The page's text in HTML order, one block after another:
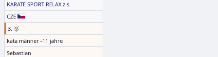
KARATE SPORT RELAX z.s.
CZE
3. 🥉
kata männer -11 jahre
Sebastian